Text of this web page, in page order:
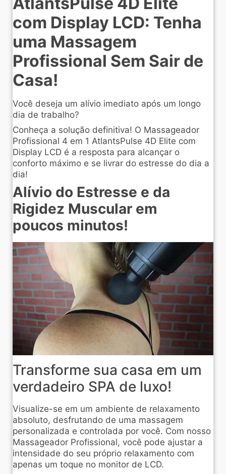
com Display LCD: Tenha
uma Massagem
Profissional Sem Sair de
Casa!
Você deseja um alívio imediato após um longo
dia de trabalho?
Conheça a solução definitiva! O Massageador
Profissional 4 em 1 AtlantsPulse 4D Elite com
Display LCD é a resposta para alcançar o
conforto máximo e se livrar do estresse do dia a
dia!
Alívio do Estresse e da
Rigidez Muscular em
poucos minutos!
Transforme sua casa em um
verdadeiro SPA de luxo!
Visualize-se em um ambiente de relaxamento
absoluto, desfrutando de uma massagem
personalizada e controlada por você. Com nosso
Massageador Profissional, você pode ajustar a
intensidade do seu próprio relaxamento com
apenas um toque no monitor de LCD.